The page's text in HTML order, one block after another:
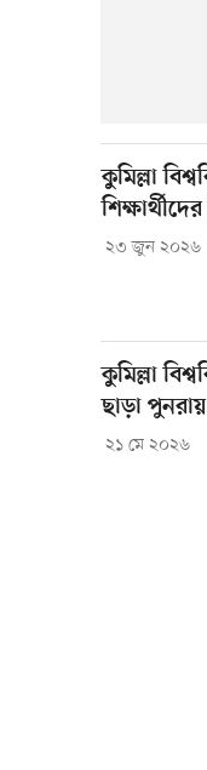
কুমিল্লা
২৩ জুন ২০২৬
কুমিল্লা
ছাড়া
২১ মে ২০২৬